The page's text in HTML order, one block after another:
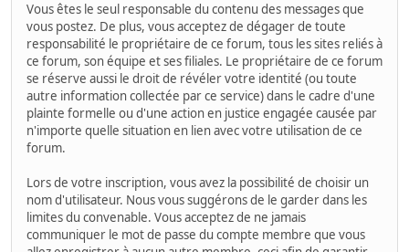
Vous êtes le seul responsable du contenu des messages que
vous postez. De plus, vous acceptez de dégager de toute
responsabilité le propriétaire de ce forum, tous les sites reliés à
ce forum, son équipe et ses filiales. Le propriétaire de ce forum
se réserve aussi le droit de révéler votre identité (ou toute
autre information collectée par ce service) dans le cadre d'une
plainte formelle ou d'une action en justice engagée causée par
n'importe quelle situation en lien avec votre utilisation de ce
forum.
Lors de votre inscription, vous avez la possibilité de choisir un
nom d'utilisateur. Nous vous suggérons de le garder dans les
limites du convenable. Vous acceptez de ne jamais
communiquer le mot de passe du compte membre que vous